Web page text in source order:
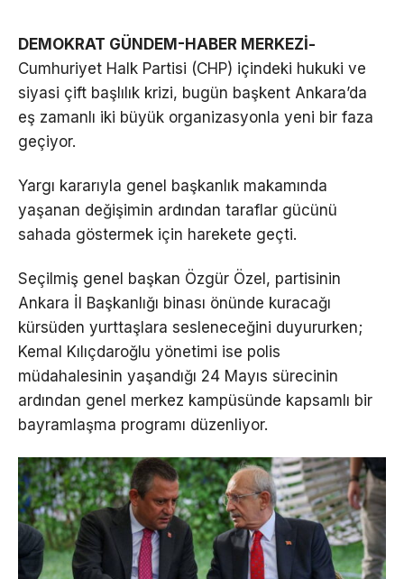
DEMOKRAT GÜNDEM-HABER MERKEZİ-
Cumhuriyet Halk Partisi (CHP) içindeki hukuki ve
siyasi çift başlılık krizi, bugün başkent Ankara’da
eş zamanlı iki büyük organizasyonla yeni bir faza
geçiyor.
Yargı kararıyla genel başkanlık makamında
yaşanan değişimin ardından taraflar gücünü
sahada göstermek için harekete geçti.
Seçilmiş genel başkan Özgür Özel, partisinin
Ankara İl Başkanlığı binası önünde kuracağı
kürsüden yurttaşlara sesleneceğini duyururken;
Kemal Kılıçdaroğlu yönetimi ise polis
müdahalesinin yaşandığı 24 Mayıs sürecinin
ardından genel merkez kampüsünde kapsamlı bir
bayramlaşma programı düzenliyor.